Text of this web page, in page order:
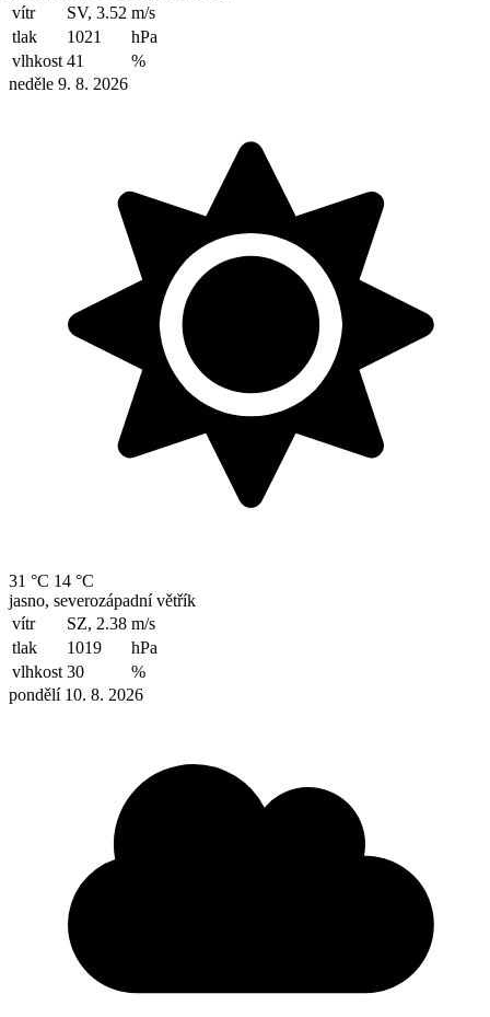
vítr
SV, 3.52 m/s
tlak
1021
hPa
vlhkost 41
%
neděle 9. 8. 2026
31 °C 14 °C
jasno, severozápadní větřík
vítr
SZ, 2.38 m/s
tlak
1019
hPa
vlhkost 30
%
pondělí 10. 8. 2026